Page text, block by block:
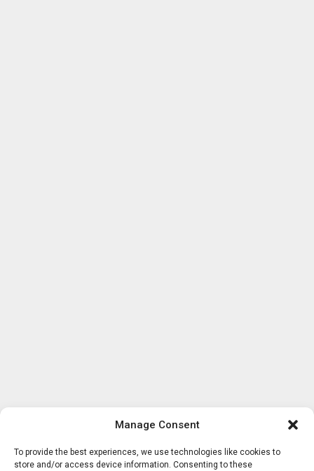
Manage Consent
To provide the best experiences, we use technologies like cookies to
store and/or access device information. Consenting to these